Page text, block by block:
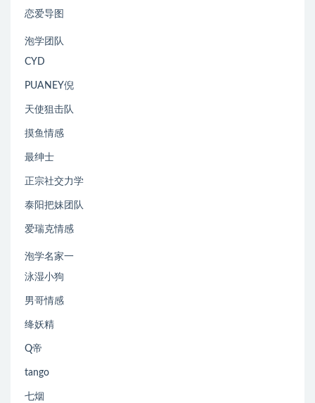
恋爱导图
泡学团队
CYD
PUANEY倪
天使狙击队
摸鱼情感
最绅士
正宗社交力学
泰阳把妹团队
爱瑞克情感
泡学名家一
泳湿小狗
男哥情感
绛妖精
Q帝
tango
七烟